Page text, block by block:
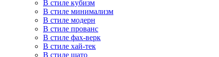
В стиле кубизм
В стиле минимализм
В стиле модерн
В стиле прованс
В стиле фах-верк
В стиле хай-тек
В стиле шато